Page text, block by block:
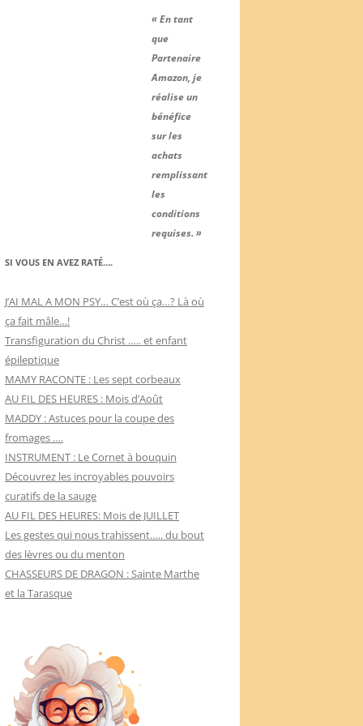
« En tant
que
Partenaire
Amazon, je
réalise un
bénéfice
sur les
achats
remplissant
les
conditions
requises. »
SI VOUS EN AVEZ RATÉ….
J’AI MAL A MON PSY… C’est où ça…? Là où
ça fait mâle…!
Transfiguration du Christ ….. et enfant
épileptique
MAMY RACONTE : Les sept corbeaux
AU FIL DES HEURES : Mois d’Août
MADDY : Astuces pour la coupe des
fromages ….
INSTRUMENT : Le Cornet à bouquin
Découvrez les incroyables pouvoirs
curatifs de la sauge
AU FIL DES HEURES: Mois de JUILLET
Les gestes qui nous trahissent….. du bout
des lèvres ou du menton
CHASSEURS DE DRAGON : Sainte Marthe
et la Tarasque